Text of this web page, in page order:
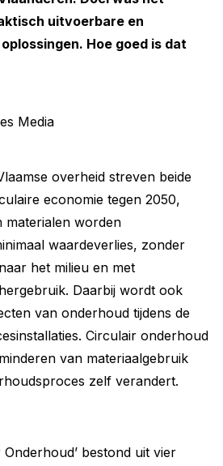
uitvoerbare en
Hoe goed is dat
Media
overheid streven beide
economie tegen 2050,
materialen worden
waardeverlies, zonder
het milieu en met
Daarbij wordt ook
van onderhoud tijdens de
Circulair onderhoud
van materiaalgebruik
zelf verandert.
bestond uit vier